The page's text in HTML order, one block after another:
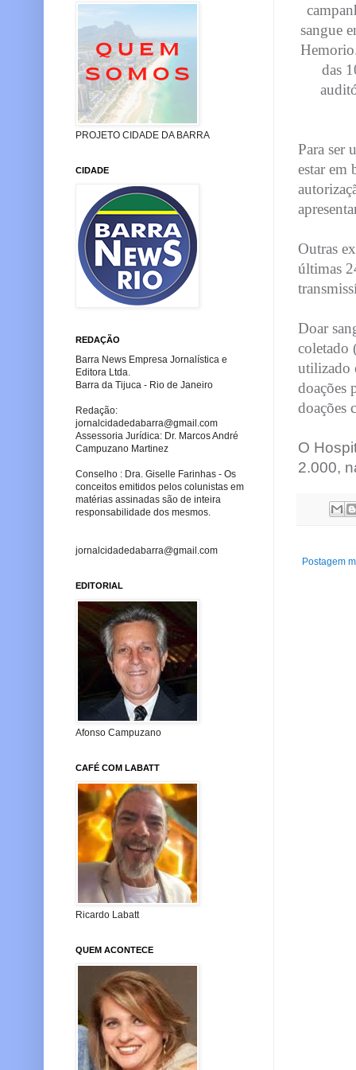
sangue
das
Para ser
estar em
Outras
últimas
Doar
coletado
utilizado
doações
doações
O
2.000,
Postagem
PROJETO CIDADE DA BARRA
CIDADE
REDAÇÃO
Barra News Empresa Jornalística e
Editora Ltda.
Barra da Tijuca - Rio de Janeiro
Redação:
jornalcidadedabarra@gmail.com
Assessoria Jurídica: Dr. Marcos André
Campuzano Martinez
Conselho : Dra. Giselle Farinhas - Os
conceitos emitidos pelos colunistas em
matérias assinadas são de inteira
responsabilidade dos mesmos.
jornalcidadedabarra@gmail.com
EDITORIAL
Afonso Campuzano
CAFÉ COM LABATT
Ricardo Labatt
QUEM ACONTECE